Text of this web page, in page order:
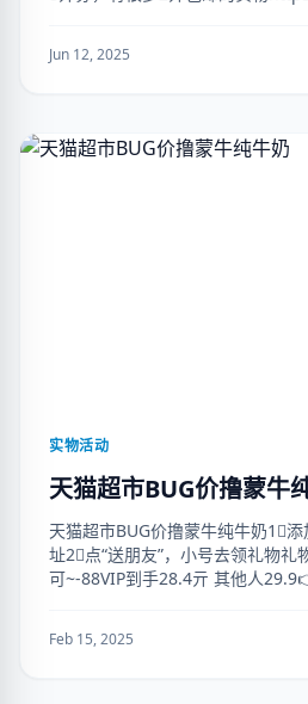
Jun 12, 2025
实物活动
天猫超市BUG价撸蒙牛
天猫超市BUG价撸蒙牛纯牛奶1⃣
址2⃣点“送朋友”，小号去领礼物礼
可~-88VIP到手28.4亓 其他人
Feb 15, 2025